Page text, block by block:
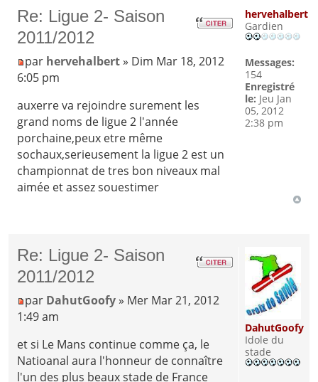
Re: Ligue 2- Saison
2011/2012
par hervehalbert» Dim Mar 18, 2012
6:05 pm
auxerre va rejoindre surement les
grand noms de ligue 2 l'année
porchaine,peux etre même
sochaux,serieusement la ligue 2 est un
championnat de tres bon niveaux mal
aimée et assez souestimer
hervehalbert
Gardien
Messages:
154
Enregistré
le: Jeu Jan
05, 2012
2:38 pm
Re: Ligue 2- Saison
2011/2012
par DahutGoofy » Mer Mar 21, 2012
1:49 am
et si Le Mans continue comme ça, le
Natioanal aura l'honneur de connaître
l'un des plus beaux stade de France
DahutGoofy
Idole du
stade